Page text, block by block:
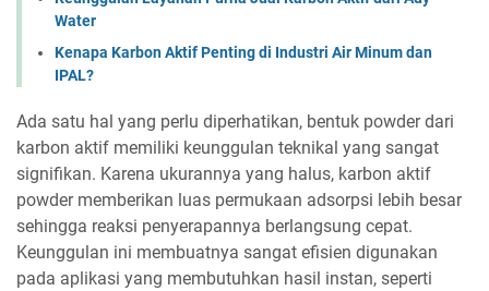
Water
Kenapa Karbon Aktif Penting di Industri Air Minum dan
IPAL?
Ada satu hal yang perlu diperhatikan, bentuk powder dari
karbon aktif memiliki keunggulan teknikal yang sangat
signifikan. Karena ukurannya yang halus, karbon aktif
powder memberikan luas permukaan adsorpsi lebih besar
sehingga reaksi penyerapannya berlangsung cepat.
Keunggulan ini membuatnya sangat efisien digunakan
pada aplikasi yang membutuhkan hasil instan, seperti